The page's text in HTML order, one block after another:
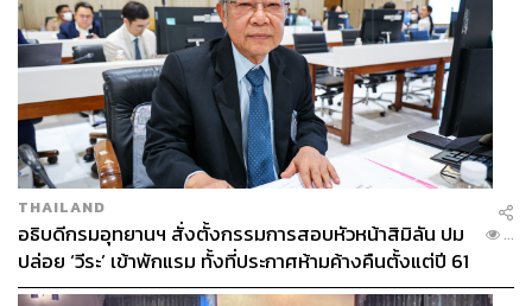
THAILAND
อธิบดีกรมอุทยานฯ สั่งตั้งกรรมการสอบหัวหน้าสิมิลัน ปม
ปล่อย ‘วีระ’ เข้าพักแรม ทั้งที่ประกาศห้ามค้างคืนตั้งแต่ปี 61
...